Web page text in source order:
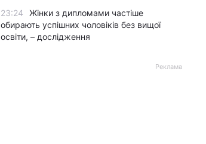
23:24
Жінки з дипломами частіше
обирають успішних чоловіків без вищої
освіти, – дослідження
Реклама